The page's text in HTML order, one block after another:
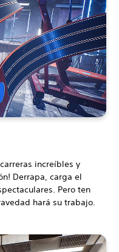
increíbles y
Derrapa, carga el
Pero ten
hará su trabajo.